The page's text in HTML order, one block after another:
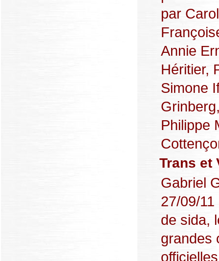
par
Annie
Héritier,
Simone
Philippe
Trans et
Gabriel
27/09/11
de sida,
grandes